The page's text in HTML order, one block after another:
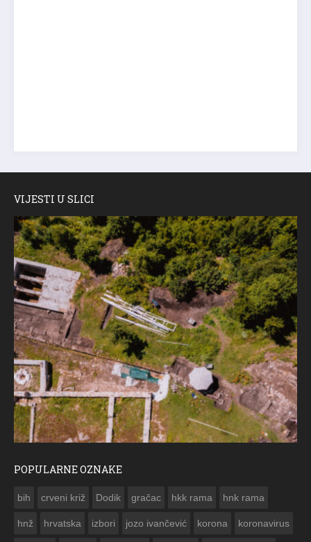
VIJESTI U SLICI
POPULARNE OZNAKE
bih crveni križ Dodik gračac hkk rama hnk rama
hnž hrvatska izbori jozo ivančević korona koronavirus